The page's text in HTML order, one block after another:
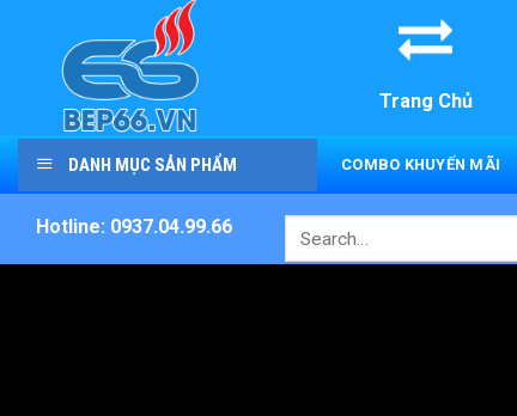
content
Trang Chủ
DANH MỤC SẢN PHẨM COMBO KHUYẾN MÃI
Hotline: 0937.04.99.66
Search
for: